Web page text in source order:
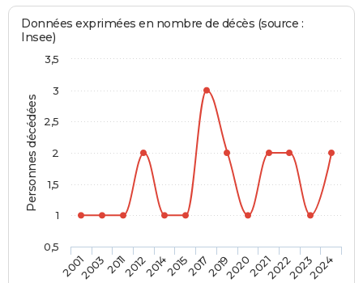
Personnes décédées
Données exprimées en nombre de décès (source :
Insee)
2001200320112012201420152017201920202021202220232024
0,5
1
1,5
2
2,5
3
3,5